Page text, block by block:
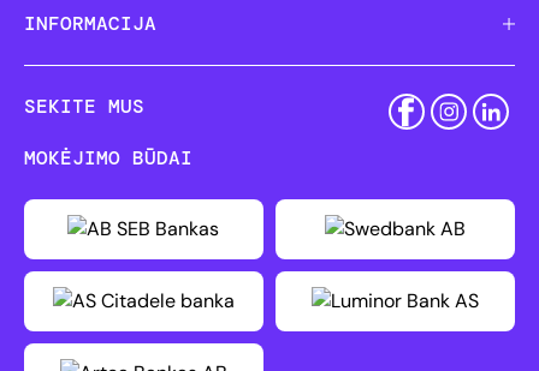
INFORMACIJA
SEKITE MUS
MOKĖJIMO BŪDAI